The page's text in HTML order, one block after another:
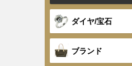
ダイヤ/宝石
ブランド